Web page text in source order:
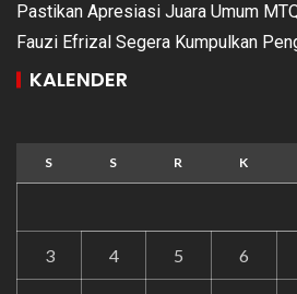
Pastikan Apresiasi Juara Umum
Fauzi Efrizal Segera Kumpulkan
KALENDER
S S R K
3 4 5 6